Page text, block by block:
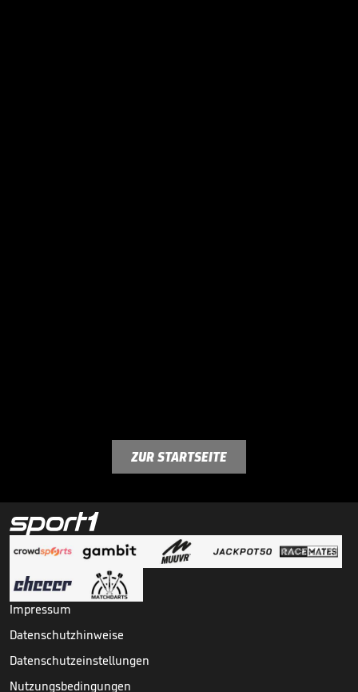
ZUR STARTSEITE
Impressum
Datenschutzhinweise
Datenschutzeinstellungen
Nutzungsbedingungen